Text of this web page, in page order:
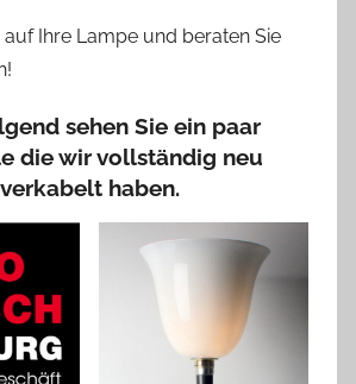
Ihre Lampe und beraten Sie
sehen Sie ein paar
die wir vollständig neu
verkabelt haben.